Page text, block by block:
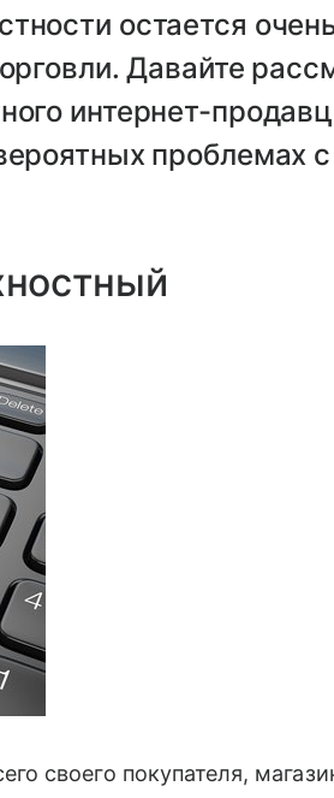
остается
Давайте
интернет-
проблемах с
своего покупателя,